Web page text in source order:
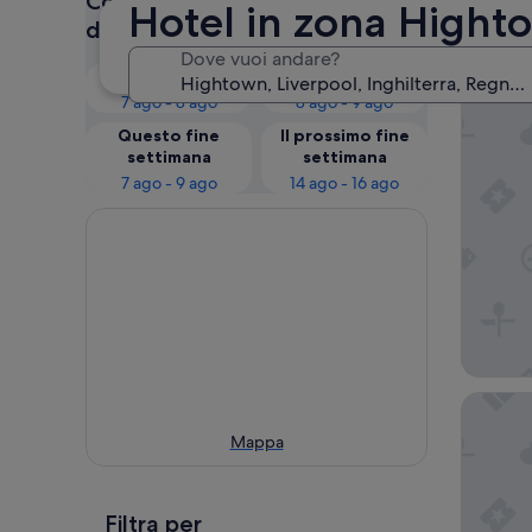
Hotel in zona
Dove vuoi andare?
date
Questa sera
7 ago - 8 ago
Domani
8 ago - 9 ago
Questo fine
settimana
7 ago - 9 ago
Il prossimo fine
settimana
14 ago - 16 ago
Mappa
Filtra per
I
The